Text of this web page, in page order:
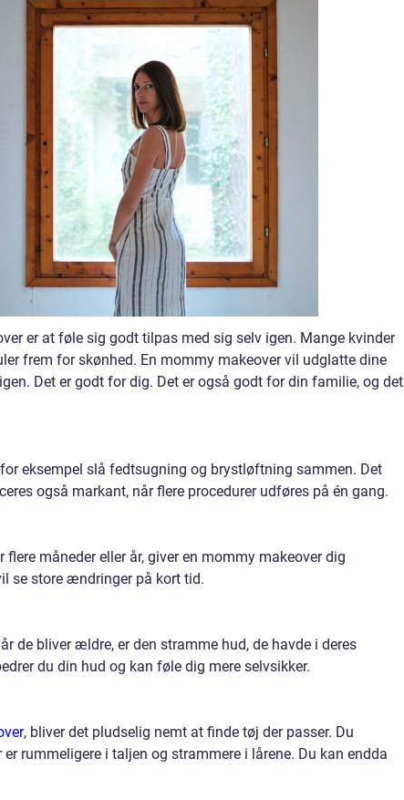
er at føle sig godt tilpas med sig selv igen. Mange kvinder
frem for skønhed. En mommy makeover vil udglatte dine
Det er godt for dig. Det er også godt for din familie, og det
eksempel slå fedtsugning og brystløftning sammen. Det
også markant, når flere procedurer udføres på én gang.
måneder eller år, giver en mommy makeover dig
se store ændringer på kort tid.
de bliver ældre, er den stramme hud, de havde i deres
du din hud og kan føle dig mere selvsikker.
, bliver det pludselig nemt at finde tøj der passer. Du
rummeligere i taljen og strammere i lårene. Du kan endda